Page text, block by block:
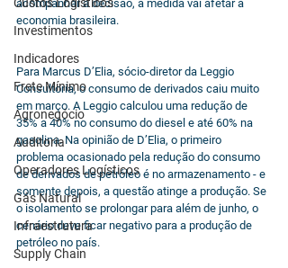
Investimentos
Indicadores
Frete Mínimo
Agronegócio
Auditoria
Operadores Logísticos
Gás Natural
Infraestrutura
Supply Chain
acompanhar a decisão, a medida vai afetar a
economia brasileira.
Para Marcus D’Elia, sócio-diretor da Leggio
Consultoria, o consumo de derivados caiu muito
em março. A Leggio calculou uma redução de
35% a 40% no consumo do diesel e até 60% na
gasolina. Na opinião de D’Elia, o primeiro
problema ocasionado pela redução do consumo
de derivados de petróleo é no armazenamento - e
somente depois, a questão atinge a produção. Se
o isolamento se prolongar para além de junho, o
cenário deve ficar negativo para a produção de
petróleo no país.